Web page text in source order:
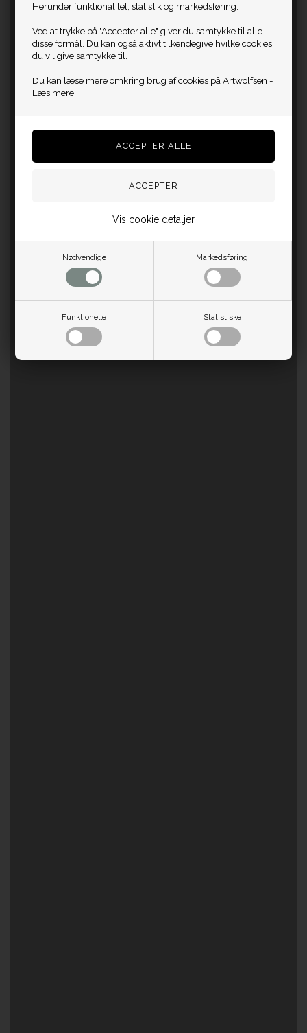
Herunder funktionalitet, statistik og markedsføring.
Ved at trykke på "Accepter alle" giver du samtykke til alle
disse formål. Du kan også aktivt tilkendegive hvilke cookies
du vil give samtykke til.
Du kan læse mere omkring brug af cookies på Artwolfsen -
Læs mere
Nødvendige Markedsføring
Funktionelle Statistiske
Vis cookie detaljer